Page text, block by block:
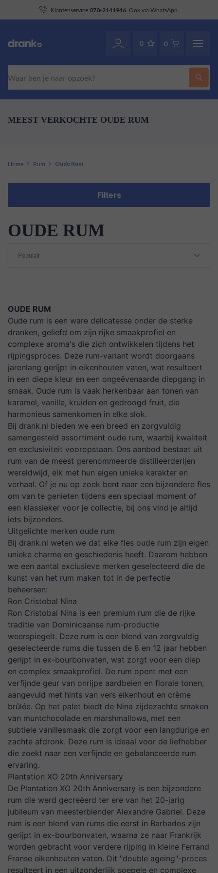
Klantenservice 070-2141946. Ook via WhatsApp.
0 0
MEEST VERKOCHTE OUDE RUM
Home Rum Oude Rum
Filters
OUDE RUM
OUDE RUM
Oude rum is een ware delicatesse onder de sterke
dranken, geliefd om zijn rijke smaakprofiel en
complexe aroma's die zich ontwikkelen tijdens het
rijpingsproces. Deze rum-variant wordt doorgaans
jarenlang gerijpt in eikenhouten vaten, wat resulteert
in een diepe kleur en een ongeëvenaarde diepgang in
smaak. Oude rum is vaak herkenbaar aan tonen van
karamel, vanille, kruiden en gedroogd fruit, die
harmonieus samenkomen in elke slok.
Bij drank.nl bieden we een breed en zorgvuldig
samengesteld assortiment oude rum, waarbij kwaliteit
en exclusiviteit vooropstaan. Ons aanbod bestaat uit
rum van de meest gerenommeerde distilleerderijen
wereldwijd, elk met hun eigen unieke karakter en
verhaal. Of je nu op zoek bent naar een bijzondere fles
om van te genieten tijdens een speciaal moment of
een klassieker voor je collectie, bij ons vind je altijd
iets bijzonders.
Uitgelichte merken oude rum
Bij drank.nl weten we dat elke fles oude rum zijn eigen
unieke charme en geschiedenis heeft. Daarom hebben
we een aantal exclusieve merken geselecteerd die de
kunst van het rum maken tot in de perfectie
beheersen:
Ron Cristobal Nina
Ron Cristobal Nina is een premium rum die de rijke
traditie van Dominicaanse rum-productie
weerspiegelt. Deze rum is een blend van zorgvuldig
geselecteerde rums die tussen de 8 en 12 jaar hebben
gerijpt in ex-bourbonvaten, wat zorgt voor een diep
en complex smaakprofiel. De rum opent met een
verfijnde geur van onrijpe aardbeien en florale tonen,
aangevuld met hints van vers eikenhout en crème
brûlée. Op het palet biedt de Nina zijdezachte smaken
van muntchocolade en marshmallows, met een
subtiele vanillesmaak die zorgt voor een langdurige en
zachte afdronk. Deze rum is ideaal voor de liefhebber
die zoekt naar een verfijnde en gebalanceerde rum
ervaring​.
Plantation XO 20th Anniversary
De Plantation XO 20th Anniversary is een bijzondere
rum die werd gecreëerd ter ere van het 20-jarig
jubileum van meesterblender Alexandre Gabriel. Deze
rum is een blend van rums die eerst in Barbados zijn
gerijpt in ex-bourbonvaten, waarna ze naar Frankrijk
worden gebracht voor verdere rijping in kleine Ferrand
Franse eikenhouten vaten. Dit "double ageing"-proces
resulteert in een uitzonderlijk soepele en complexe